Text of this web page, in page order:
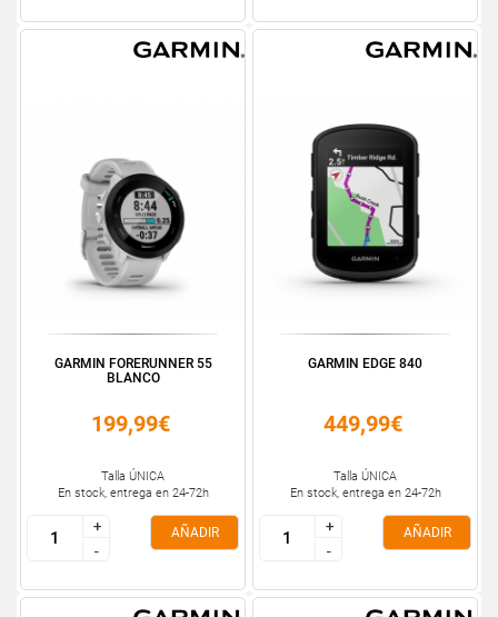
GARMIN FORERUNNER 55
BLANCO
199,99€
Talla ÚNICA
En stock, entrega en 24-72h
+
-
+
-
AÑADIR
GARMIN EDGE 840
449,99€
Talla ÚNICA
En stock, entrega en 24-72h
+
-
+
-
AÑADIR